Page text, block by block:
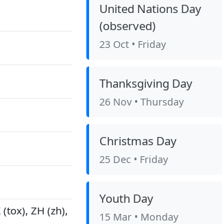
(tox), ZH (zh),
United Nations Day
(observed)
23 Oct • Friday
Thanksgiving Day
26 Nov • Thursday
Christmas Day
25 Dec • Friday
Youth Day
15 Mar • Monday